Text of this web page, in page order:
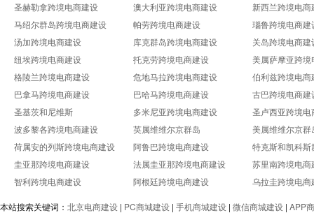
圣赫勒拿跨境电商建设
澳大利亚跨境电商建设
新西兰跨境电商
马绍尔群岛跨境电商建设
帕劳跨境电商建设
瑙鲁跨境电商建
汤加跨境电商建设
库克群岛跨境电商建设
关岛跨境电商建
纽埃跨境电商建设
托克劳跨境电商建设
美属萨摩亚跨境
格陵兰跨境电商建设
危地马拉跨境电商建设
伯利兹跨境电商
巴拿马跨境电商建设
巴哈马跨境电商建设
古巴跨境电商建
圣基茨和尼维斯
多米尼亚跨境电商建设
圣卢西亚跨境电
波多黎各跨境电商建设
英属维维尔京群岛
美属维维尔京群
荷属安的列斯跨境电商建设
阿鲁巴跨境电商建设
特克斯和凯科斯
圭亚那跨境电商建设
法属圭亚那跨境电商建设
苏里南跨境电商
智利跨境电商建设
阿根廷跨境电商建设 乌拉圭跨境电商
本站搜索关键词： 北京电商建设 | PC商城建设 | 手机商城建设 | 微信商城建设 | APP